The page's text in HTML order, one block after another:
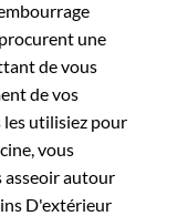
une
de vous
de vos
les utilisiez pour
vous
asseoir autour
D'extérieur